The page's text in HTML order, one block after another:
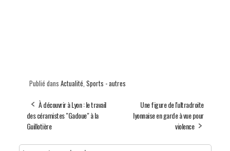
Publié dans Actualité Sports - autres
À découvrir à Lyon : le travail
des céramistes "Gadoue" à la
Guillotière
Une figure de l'ultradroite
lyonnaise en garde à vue pour
violence